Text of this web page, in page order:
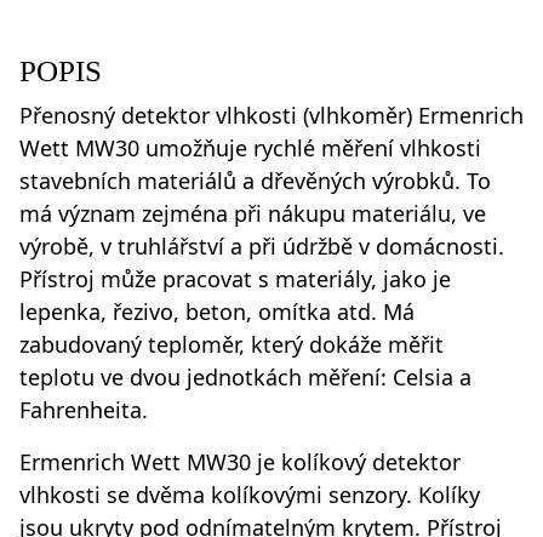
POPIS
Přenosný detektor vlhkosti (vlhkoměr) Ermenrich
Wett MW30 umožňuje rychlé měření vlhkosti
stavebních materiálů a dřevěných výrobků. To
má význam zejména při nákupu materiálu, ve
výrobě, v truhlářství a při údržbě v domácnosti.
Přístroj může pracovat s materiály, jako je
lepenka, řezivo, beton, omítka atd. Má
zabudovaný teploměr, který dokáže měřit
teplotu ve dvou jednotkách měření: Celsia a
Fahrenheita.
Ermenrich Wett MW30 je kolíkový detektor
vlhkosti se dvěma kolíkovými senzory. Kolíky
jsou ukryty pod odnímatelným krytem. Přístroj